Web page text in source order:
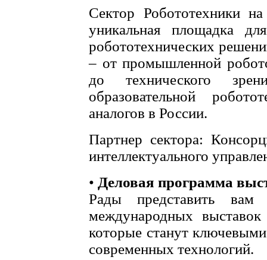
Сектор Робототехники
уникальная площадка
робототехнических
– от промышленной
до технического
образовательной
аналогов в России.
Партнер сектора:
интеллектуального
• Деловая программа
Рады представить вам
международных
которые станут
современных технологий.